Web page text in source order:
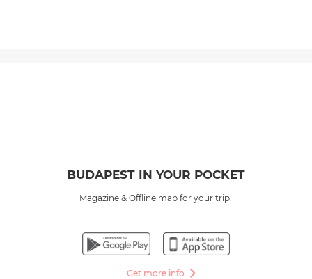
BUDAPEST IN YOUR POCKET
Magazine & Offline map for your trip.
Get more info